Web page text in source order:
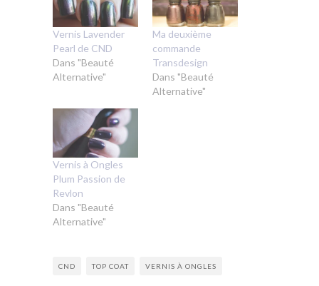
Vernis Lavender
Pearl de CND
Dans "Beauté
Alternative"
Ma deuxième
commande
Transdesign
Dans "Beauté
Alternative"
Vernis à Ongles
Plum Passion de
Revlon
Dans "Beauté
Alternative"
CND TOP COAT VERNIS À ONGLES